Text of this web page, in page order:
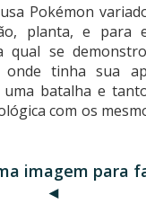
Pokémon
planta, e para
qual se
tinha sua
uma batalha e
com os
imagem para
◄